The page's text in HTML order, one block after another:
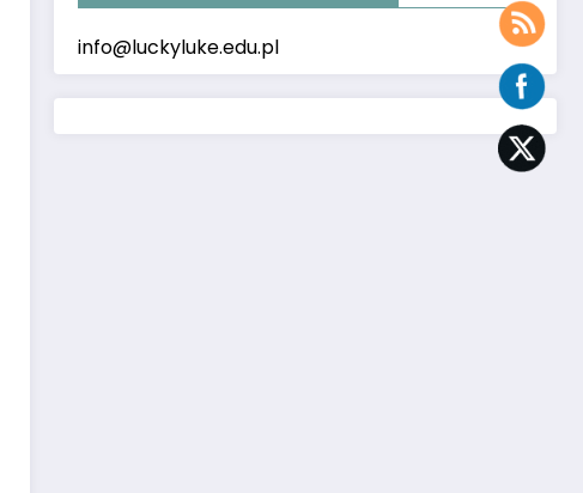
info@luckyluke.edu.pl